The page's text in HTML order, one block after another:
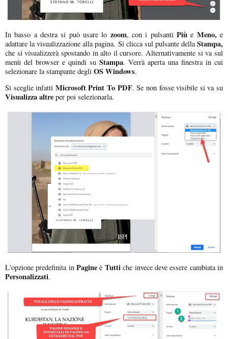
In basso a destra si può usare lo zoom, con i pulsantiPiù e Meno,e
adattare la visualizzazione alla pagina. Si clicca sul pulsante dellaStampa,
che si visualizzerà spostando in alto il cursore. Alternativamente si va sul
menù del browser e quindi su Stampa. Verrà aperta una finestra in cui
selezionare la stampante degli OS Windows.
Si sceglie infatti Microsoft Print To PDF. Se non fosse visibile si va su
Visualizza altre per poi selezionarla.
L'opzione predefinita inPagine è Tuttiche invece deve essere cambiata in
Personalizzati.